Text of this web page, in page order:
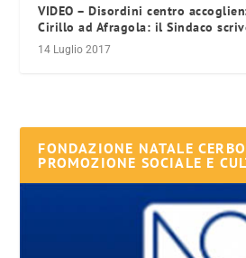
VIDEO – Disordini centro
Cirillo ad Afragola: il Sindaco
14 Luglio 2017
FONDAZIONE NATALE
PROMOZIONE SOCIALE E